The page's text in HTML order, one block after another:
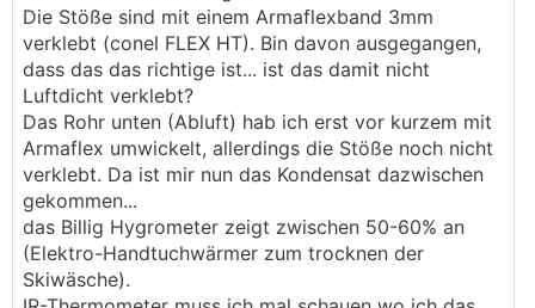
Die Stöße sind mit einem Armaflexband 3mm
verklebt (conel FLEX HT). Bin davon ausgegangen,
dass das das richtige ist... ist das damit nicht
Luftdicht verklebt?
Das Rohr unten (Abluft) hab ich erst vor kurzem mit
Armaflex umwickelt, allerdings die Stöße noch nicht
verklebt. Da ist mir nun das Kondensat dazwischen
gekommen...
das Billig Hygrometer zeigt zwischen 50-60% an
(Elektro-Handtuchwärmer zum trocknen der
Skiwäsche).